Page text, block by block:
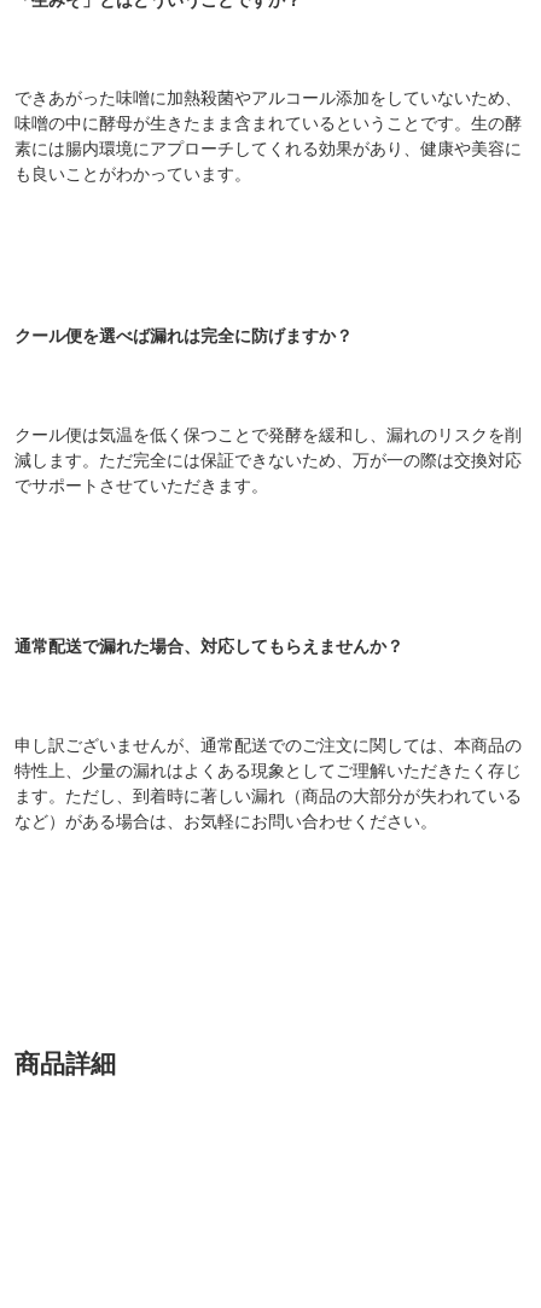
できあがった味噌に加熱殺菌やアルコール添加をしていないため、
味噌の中に酵母が生きたまま含まれているということです。生の酵
素には腸内環境にアプローチしてくれる効果があり、健康や美容に
も良いことがわかっています。
クール便を選べば漏れは完全に防げますか？
クール便は気温を低く保つことで発酵を緩和し、漏れのリスクを削
減します。ただ完全には保証できないため、万が一の際は交換対応
でサポートさせていただきます。
通常配送で漏れた場合、対応してもらえませんか？
申し訳ございませんが、通常配送でのご注文に関しては、本商品の
特性上、少量の漏れはよくある現象としてご理解いただきたく存じ
ます。ただし、到着時に著しい漏れ（商品の大部分が失われている
など）がある場合は、お気軽にお問い合わせください。
商品詳細